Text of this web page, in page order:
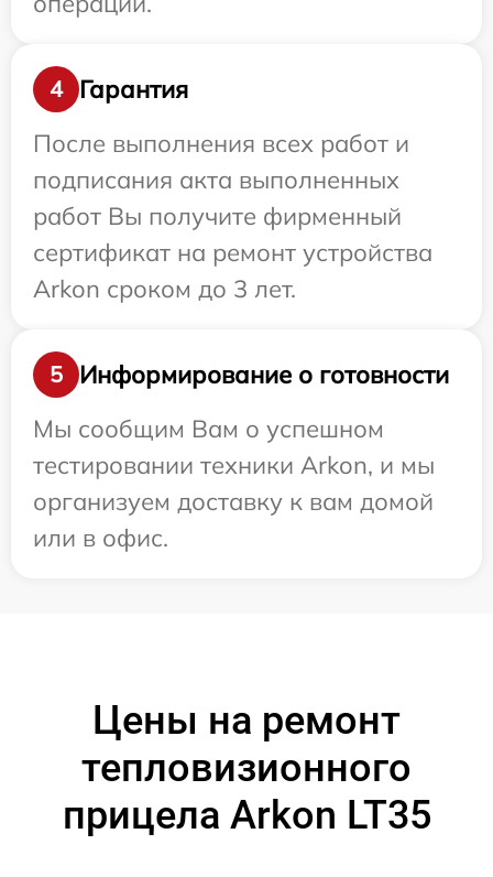
4
Гарантия
После выполнения всех работ и
подписания акта выполненных
работ Вы получите фирменный
сертификат на ремонт устройства
Arkon сроком до 3 лет.
5
Информирование о готовности
Мы сообщим Вам о успешном
тестировании техники Arkon, и мы
организуем доставку к вам домой
или в офис.
Цены на ремонт
тепловизионного
прицела Arkon LT35